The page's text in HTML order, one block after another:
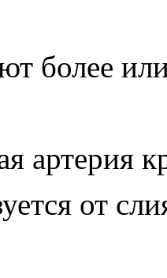
более
артерия
от